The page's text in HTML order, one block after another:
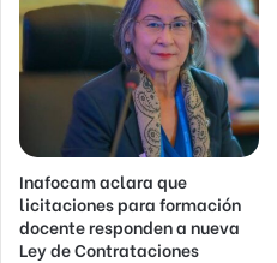
Inafocam aclara que
licitaciones para formación
docente responden a nueva
Ley de Contrataciones